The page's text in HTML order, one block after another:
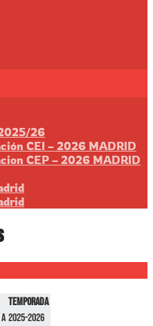
26
CEI – 2026 MADRID
CEP – 2026 MADRID
Temporada
2025-2026